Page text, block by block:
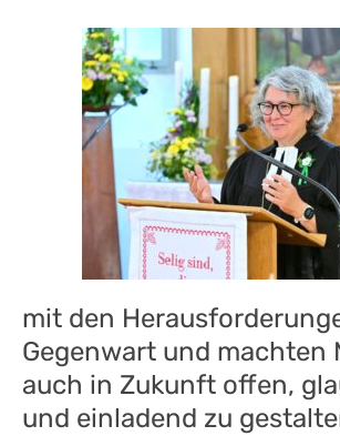
mit den
Gegenwart und machten
auch in Zukunft offen,
und einladend zu